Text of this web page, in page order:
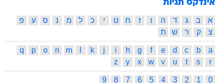
אינדקס תגיות
א ב ג ד ה ו ז ח ט י כ ל מ נ ס ע
פ
צ
ק ר ש ת
a
b
c
d
e
f
g
h
i
j
k
m
n
o
p
q
r
s
t
u
v
w
x
y
z
0
1
2
3
4
5
6
7
8
9